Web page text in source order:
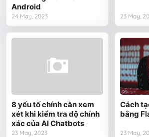
Android
24 May, 2023 23 May,
8 yếu tố chính cần xem
xét khi kiểm tra độ chính
xác của AI Chatbots
23 May, 2023
Cách
bằng
23 May,